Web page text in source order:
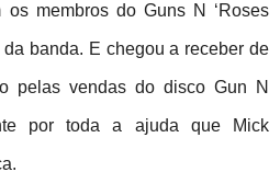
membros do Guns N ‘Roses
banda. E chegou a receber de
pelas vendas do disco Gun N
por toda a ajuda que Mick